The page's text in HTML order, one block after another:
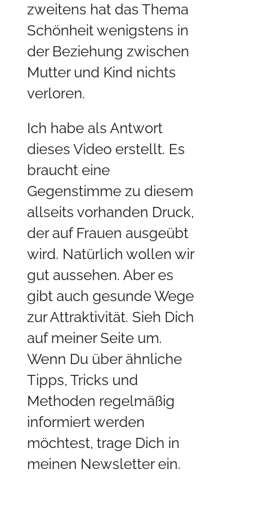
zweitens hat das Thema
Schönheit wenigstens in
der Beziehung zwischen
Mutter und Kind nichts
verloren.
Ich habe als Antwort
dieses Video erstellt. Es
braucht eine
Gegenstimme zu diesem
allseits vorhanden Druck,
der auf Frauen ausgeübt
wird. Natürlich wollen wir
gut aussehen. Aber es
gibt auch gesunde Wege
zur Attraktivität. Sieh Dich
auf meiner Seite um.
Wenn Du über ähnliche
Tipps, Tricks und
Methoden regelmäßig
informiert werden
möchtest, trage Dich in
meinen Newsletter ein.